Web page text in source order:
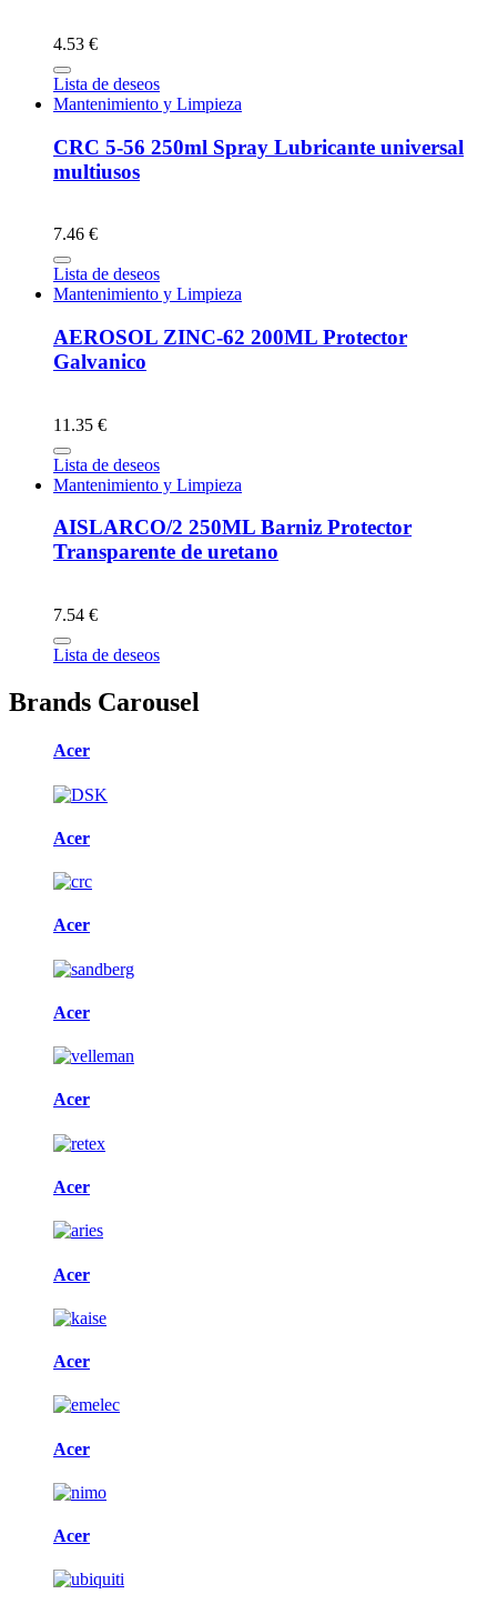
4.53 €
Lista de deseos
Mantenimiento y Limpieza
CRC 5-56 250ml Spray Lubricante universal
multiusos
7.46 €
Lista de deseos
Mantenimiento y Limpieza
AEROSOL ZINC-62 200ML Protector
Galvanico
11.35 €
Lista de deseos
Mantenimiento y Limpieza
AISLARCO/2 250ML Barniz Protector
Transparente de uretano
7.54 €
Lista de deseos
Brands Carousel
Acer
Acer
Acer
Acer
Acer
Acer
Acer
Acer
Acer
Acer